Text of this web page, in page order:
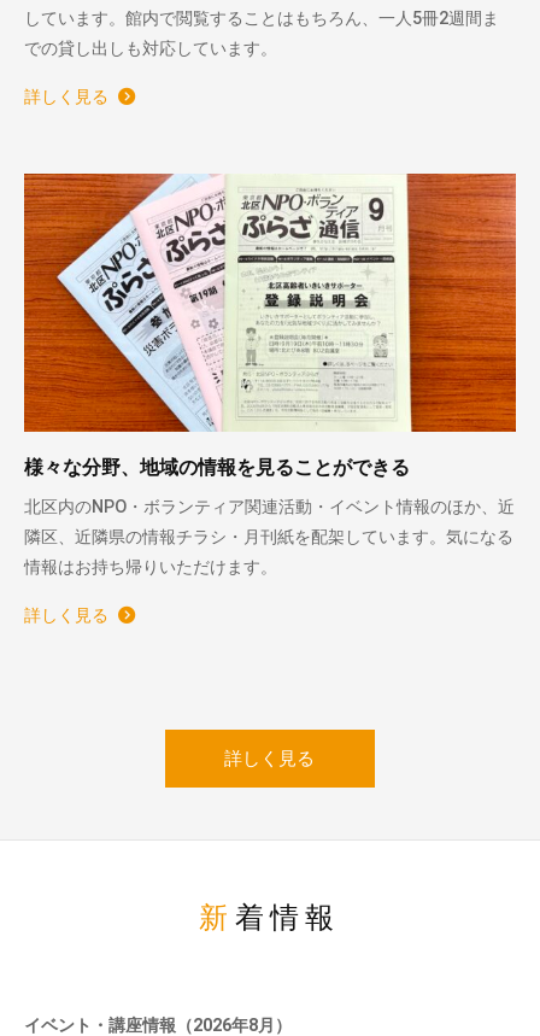
しています。館内で閲覧することはもちろん、一人5冊2週間ま
での貸し出しも対応しています。
詳しく見る
様々な分野、地域の情報を見ることができる
北区内のNPO・ボランティア関連活動・イベント情報のほか、近
隣区、近隣県の情報チラシ・月刊紙を配架しています。気になる
情報はお持ち帰りいただけます。
詳しく見る
詳しく見る
新着情報
イベント・講座情報（2026年8月）